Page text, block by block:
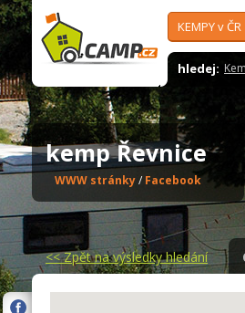
KEMPY v ČR
hledej:
kemp Řevnice
WWW stránky/ Facebook
<<Zpět na výsledky hledání